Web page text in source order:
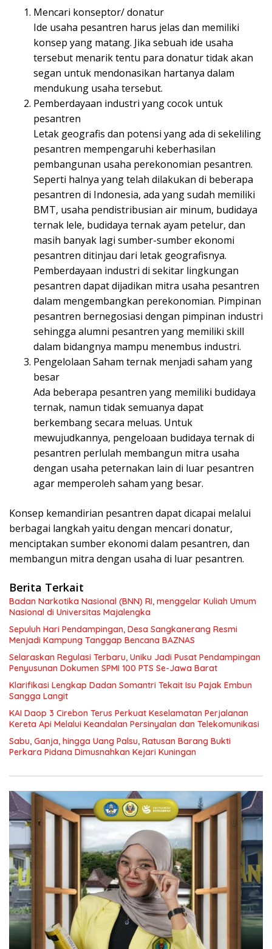
Mencari konseptor/ donatur
Ide usaha pesantren harus jelas dan memiliki
konsep yang matang. Jika sebuah ide usaha
tersebut menarik tentu para donatur tidak akan
segan untuk mendonasikan hartanya dalam
mendukung usaha tersebut.
Pemberdayaan industri yang cocok untuk
pesantren
Letak geografis dan potensi yang ada di sekeliling
pesantren mempengaruhi keberhasilan
pembangunan usaha perekonomian pesantren.
Seperti halnya yang telah dilakukan di beberapa
pesantren di Indonesia, ada yang sudah memiliki
BMT, usaha pendistribusian air minum, budidaya
ternak lele, budidaya ternak ayam petelur, dan
masih banyak lagi sumber-sumber ekonomi
pesantren ditinjau dari letak geografisnya.
Pemberdayaan industri di sekitar lingkungan
pesantren dapat dijadikan mitra usaha pesantren
dalam mengembangkan perekonomian. Pimpinan
pesantren bernegosiasi dengan pimpinan industri
sehingga alumni pesantren yang memiliki skill
dalam bidangnya mampu menembus industri.
Pengelolaan Saham ternak menjadi saham yang
besar
Ada beberapa pesantren yang memiliki budidaya
ternak, namun tidak semuanya dapat
berkembang secara meluas. Untuk
mewujudkannya, pengeloaan budidaya ternak di
pesantren perlulah membangun mitra usaha
dengan usaha peternakan lain di luar pesantren
agar memperoleh saham yang besar.
Konsep kemandirian pesantren dapat dicapai melalui
berbagai langkah yaitu dengan mencari donatur,
menciptakan sumber ekonomi dalam pesantren, dan
membangun mitra dengan usaha di luar pesantren.
Berita Terkait
Badan Narkotika Nasional (BNN) RI, menggelar Kuliah Umum
Nasional di Universitas Majalengka
Sepuluh Hari Pendampingan, Desa Sangkanerang Resmi
Menjadi Kampung Tanggap Bencana BAZNAS
Selaraskan Regulasi Terbaru, Uniku Jadi Pusat Pendampingan
Penyusunan Dokumen SPMI 100 PTS Se-Jawa Barat
Klarifikasi Lengkap Dadan Somantri Tekait Isu Pajak Embun
Sangga Langit
KAI Daop 3 Cirebon Terus Perkuat Keselamatan Perjalanan
Kereta Api Melalui Keandalan Persinyalan dan Telekomunikasi
Sabu, Ganja, hingga Uang Palsu, Ratusan Barang Bukti
Perkara Pidana Dimusnahkan Kejari Kuningan